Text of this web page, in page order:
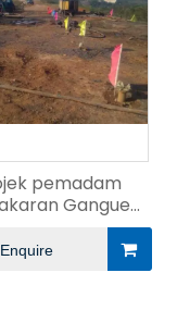
pemadam
Gangue
Enquire